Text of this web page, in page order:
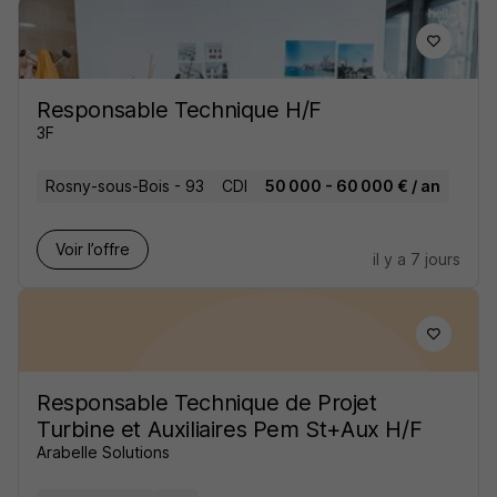
Responsable Technique H/F
3F
Rosny-sous-Bois - 93 CDI 50 000 - 60 000 € / an
Voir l’offre
il y a 7 jours
Responsable Technique de Projet
Turbine et Auxiliaires Pem St+Aux H/F
Arabelle Solutions